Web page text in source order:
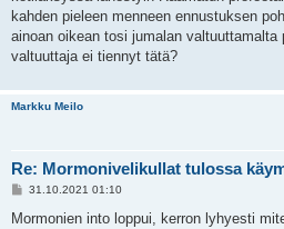
kahden pieleen menneen ennustuksen
ainoan oikean tosi jumalan
valtuuttaja ei tiennyt tätä?
Markku Meilo
Re: Mormonivelikullat tulossa
V
e
31.10.2021 01:10
Mormonien into loppui, kerron lyhyesti